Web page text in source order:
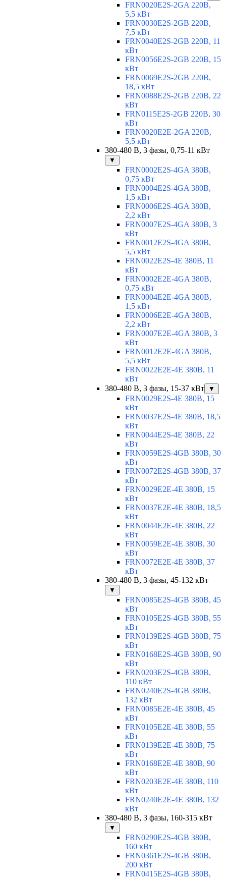
FRN0020E2S-2GA 220В,
5,5 кВт
FRN0030E2S-2GB 220В,
7,5 кВт
FRN0040E2S-2GB 220В, 11
кВт
FRN0056E2S-2GB 220В, 15
кВт
FRN0069E2S-2GB 220В,
18,5 кВт
FRN0088E2S-2GB 220В, 22
кВт
FRN0115E2S-2GB 220В, 30
кВт
FRN0020E2E-2GA 220В,
5,5 кВт
380-480 В, 3 фазы, 0,75-11 кВт
▼
FRN0002E2S-4GA 380В,
0,75 кВт
FRN0004E2S-4GA 380В,
1,5 кВт
FRN0006E2S-4GA 380В,
2,2 кВт
FRN0007E2S-4GA 380В, 3
кВт
FRN0012E2S-4GA 380В,
5,5 кВт
FRN0022E2S-4E 380В, 11
кВт
FRN0002E2E-4GA 380В,
0,75 кВт
FRN0004E2E-4GA 380В,
1,5 кВт
FRN0006E2E-4GA 380В,
2,2 кВт
FRN0007E2E-4GA 380В, 3
кВт
FRN0012E2E-4GA 380В,
5,5 кВт
FRN0022E2E-4E 380В, 11
кВт
380-480 В, 3 фазы, 15-37 кВт
▼
FRN0029E2S-4E 380В, 15
кВт
FRN0037E2S-4E 380В, 18,5
кВт
FRN0044E2S-4E 380В, 22
кВт
FRN0059E2S-4GB 380В, 30
кВт
FRN0072E2S-4GB 380В, 37
кВт
FRN0029E2E-4E 380В, 15
кВт
FRN0037E2E-4E 380В, 18,5
кВт
FRN0044E2E-4E 380В, 22
кВт
FRN0059E2E-4E 380В, 30
кВт
FRN0072E2E-4E 380В, 37
кВт
380-480 В, 3 фазы, 45-132 кВт
▼
FRN0085E2S-4GB 380В, 45
кВт
FRN0105E2S-4GB 380В, 55
кВт
FRN0139E2S-4GB 380В, 75
кВт
FRN0168E2S-4GB 380В, 90
кВт
FRN0203E2S-4GB 380В,
110 кВт
FRN0240E2S-4GB 380В,
132 кВт
FRN0085E2E-4E 380В, 45
кВт
FRN0105E2E-4E 380В, 55
кВт
FRN0139E2E-4E 380В, 75
кВт
FRN0168E2E-4E 380В, 90
кВт
FRN0203E2E-4E 380В, 110
кВт
FRN0240E2E-4E 380В, 132
кВт
380-480 В, 3 фазы, 160-315 кВт
▼
FRN0290E2S-4GB 380В,
160 кВт
FRN0361E2S-4GB 380В,
200 кВт
FRN0415E2S-4GB 380В,